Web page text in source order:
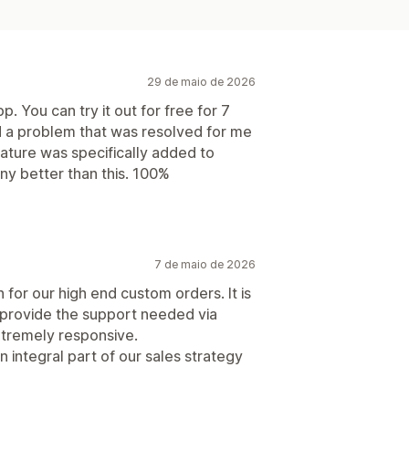
29 de maio de 2026
You can try it out for free for 7
problem that was resolved for me
was specifically added to
better than this. 100%
7 de maio de 2026
for our high end custom orders. It is
the support needed via
responsive.
integral part of our sales strategy